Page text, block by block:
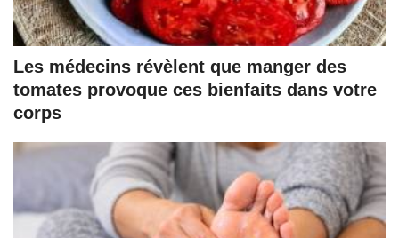
Les médecins révèlent que manger des
tomates provoque ces bienfaits dans votre
corps